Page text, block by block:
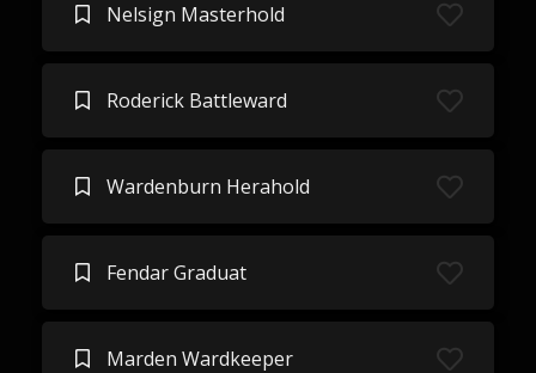
Nelsign Masterhold
Roderick Battleward
Wardenburn Herahold
Fendar Graduat
Marden Wardkeeper